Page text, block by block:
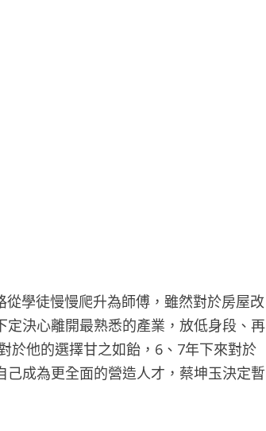
學徒慢慢爬升為師傅，雖然對於房屋改
決心離開最熟悉的產業，放低身段、再
於他的選擇甘之如飴，6、7年下來對於
成為更全面的營造人才，蔡坤玉決定暫